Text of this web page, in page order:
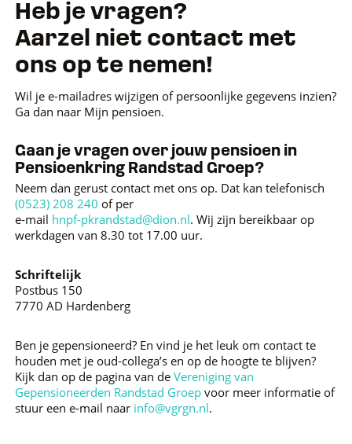
Heb je vragen?
Aarzel niet contact met
ons op te nemen!
Wil je e-mailadres wijzigen of persoonlijke gegevens inzien?
Ga dan naar Mijn pensioen.
Gaan je vragen over jouw pensioen in
Pensioenkring Randstad Groep?
Neem dan gerust contact met ons op. Dat kan telefonisch
(0523) 208 240 of per
e-mail hnpf-pkrandstad@dion.nl. Wij zijn bereikbaar op
werkdagen van 8.30 tot 17.00 uur.
Schriftelijk
Postbus 150
7770 AD Hardenberg
Ben je gepensioneerd? En vind je het leuk om contact te
houden met je oud-collega’s en op de hoogte te blijven?
Kijk dan op de pagina van deVereniging van
Gepensioneerden Randstad Groep voor meer informatie of
stuur een e-mail naar info@vgrgn.nl.